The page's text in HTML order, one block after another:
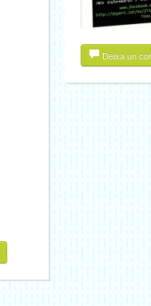
Deixa un